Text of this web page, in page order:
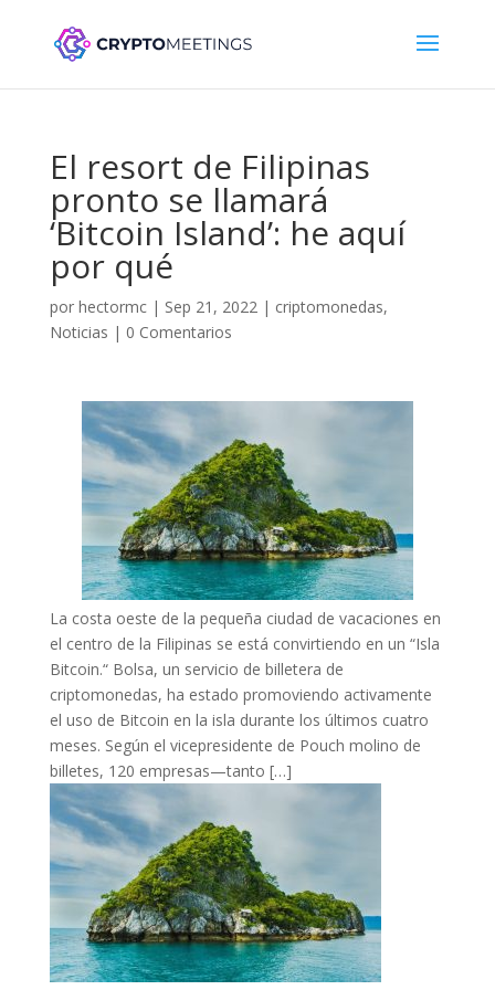
El resort de Filipinas
pronto se llamará
‘Bitcoin Island’: he aquí
por qué
por hectormc| Sep 21, 2022| criptomonedas,
Noticias | 0 Comentarios
La costa oeste de la pequeña ciudad de vacaciones en
el centro de la Filipinas se está convirtiendo en un “Isla
Bitcoin.“ Bolsa, un servicio de billetera de
criptomonedas, ha estado promoviendo activamente
el uso de Bitcoin en la isla durante los últimos cuatro
meses. Según el vicepresidente de Pouch molino de
billetes, 120 empresas—tanto […]